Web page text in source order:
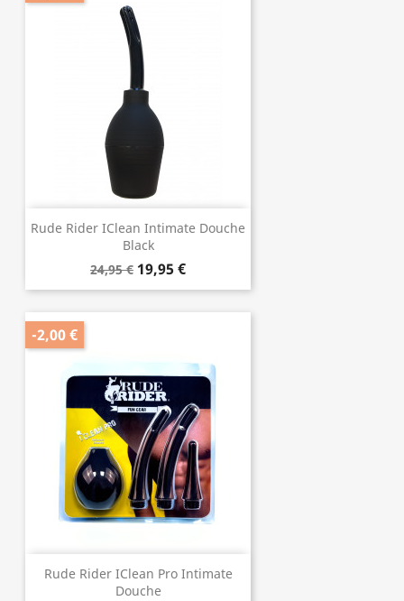
Rude Rider IClean Intimate Douche
Black
24,95 € 19,95 €
Rude Rider IClean Pro Intimate
Douche
-2,00 €